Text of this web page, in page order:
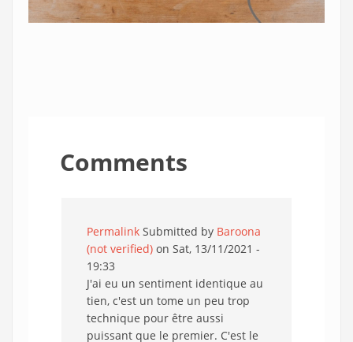
Comments
Permalink Submitted by Baroona
(not verified) on Sat, 13/11/2021 -
19:33
J'ai eu un sentiment identique au
tien, c'est un tome un peu trop
technique pour être aussi
puissant que le premier. C'est le